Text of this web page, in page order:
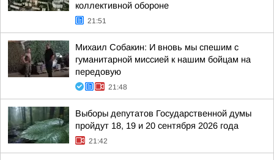
коллективной обороне
21:51
Михаил Собакин: И вновь мы спешим с
гуманитарной миссией к нашим бойцам на
передовую
21:48
Выборы депутатов Государственной думы
пройдут 18, 19 и 20 сентября 2026 года
21:42